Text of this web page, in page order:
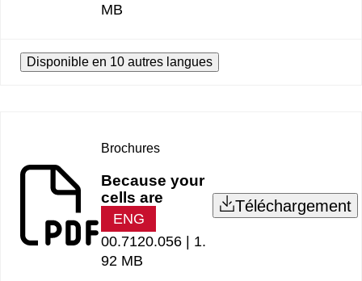
MB
Disponible en 10 autres langues
Brochures
Because your
cells are
ENG
00.7120.056 | 1.
92 MB
Téléchargement